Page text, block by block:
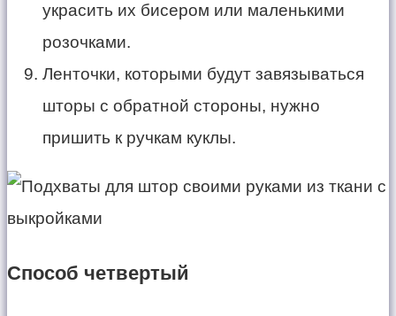
украсить их бисером или маленькими
розочками.
Ленточки, которыми будут завязываться
шторы с обратной стороны, нужно
пришить к ручкам куклы.
Способ четвертый